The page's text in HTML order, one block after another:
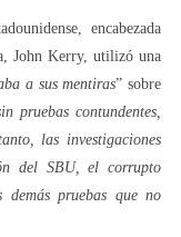
encabezada
John Kerry, utilizó una
a sus mentiras” sobre
pruebas contundentes,
las investigaciones
del SBU, el corrupto
pruebas que no